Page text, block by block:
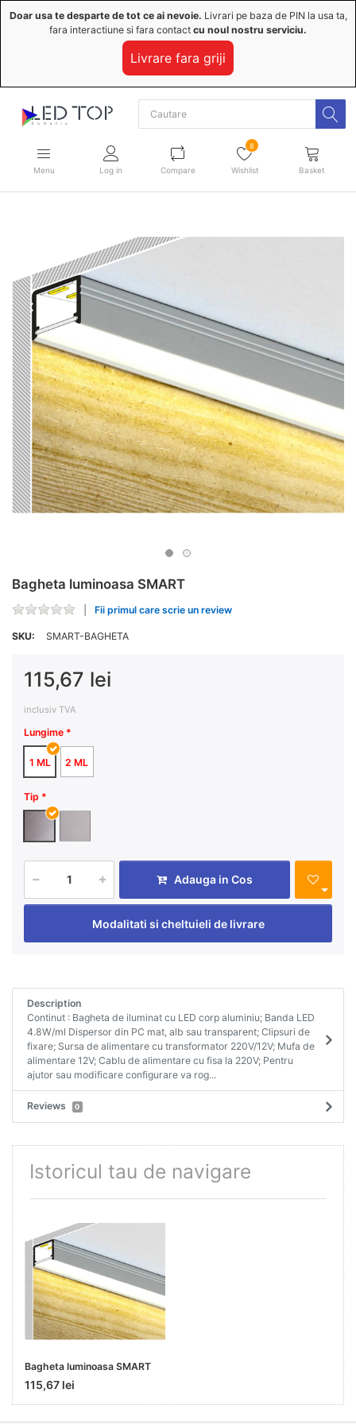
Doar usa te desparte de tot ce ai nevoie. Livrari pe baza de PIN la usa ta,
fara interactiune si fara contact cu noul nostru serviciu.
Livrare fara griji
Menu Log in Compare
8
Wishlist Basket
Bagheta luminoasa SMART
Fii primul care scrie un review
SKU: SMART-BAGHETA
115,67 lei
inclusiv TVA
Lungime
1 ML 2 ML
Tip
Adauga in Cos
Modalitati si cheltuieli de livrare
Description
Continut : Bagheta de iluminat cu LED corp aluminiu; Banda LED
4.8W/ml Dispersor din PC mat, alb sau transparent; Clipsuri de
fixare; Sursa de alimentare cu transformator 220V/12V; Mufa de
alimentare 12V; Cablu de alimentare cu fisa la 220V; Pentru
ajutor sau modificare configurare va rog...
Reviews 0
Istoricul tau de navigare
Bagheta luminoasa SMART
115,67 lei